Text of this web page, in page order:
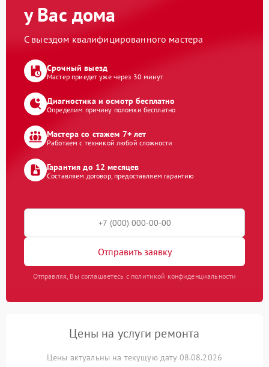
у Вас дома
С выездом квалифицированного мастера
Срочный выезд
Мастер приедет уже через 30 минут
Диагностика и осмотр бесплатно
Определим причину поломки бесплатно
Мастера со стажем 7+ лет
Работаем с техникой любой сложности
Гарантия до 12 месяцев
Составляем договор, предоставляем гарантию
Отправить заявку
Отправляя, Вы соглашаетесь с политикой конфиденциальности
Цены на услуги ремонта
Цены актуальны на текущую дату 08.08.2026